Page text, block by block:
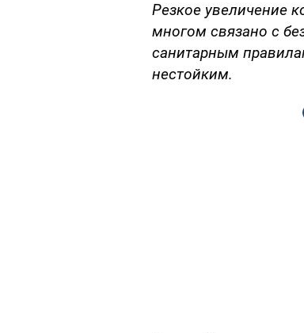
Резкое увеличение
многом связано с
санитарным
нестойким.